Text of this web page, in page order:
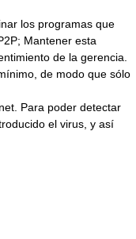
los programas que
Mantener esta
de la gerencia.
de modo que sólo
Para poder detectar
el virus, y así